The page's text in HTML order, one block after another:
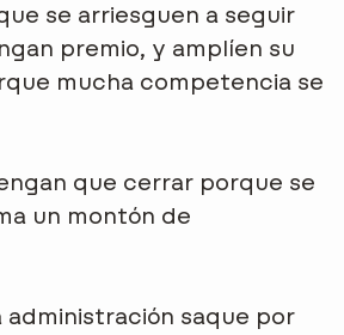
se arriesguen a seguir
premio, y amplíen su
mucha competencia se
que cerrar porque se
un montón de
administración saque por